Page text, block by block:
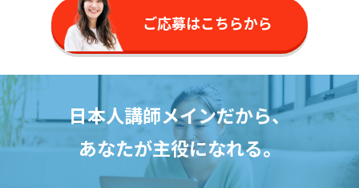
ご応募はこちらから
日本人講師メインだから、
あなたが主役になれる。